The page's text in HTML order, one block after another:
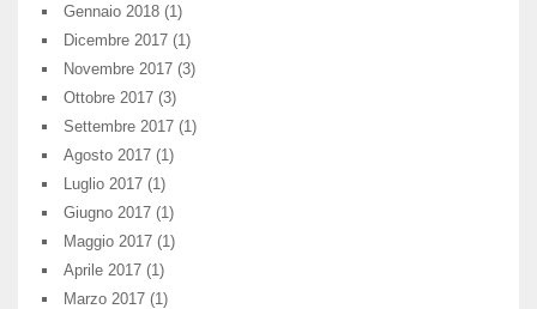
Gennaio 2018 (1)
Dicembre 2017 (1)
Novembre 2017 (3)
Ottobre 2017 (3)
Settembre 2017 (1)
Agosto 2017 (1)
Luglio 2017 (1)
Giugno 2017 (1)
Maggio 2017 (1)
Aprile 2017 (1)
Marzo 2017 (1)